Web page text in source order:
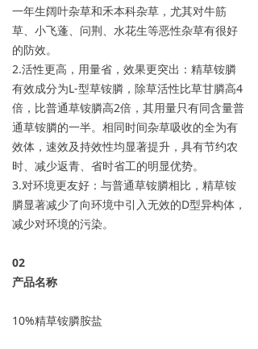
一年生阔叶杂草和禾本科杂草，尤其对牛筋
草、小飞蓬、问荆、水花生等恶性杂草有很好
的防效。
2.活性更高，用量省，效果更突出：精草铵膦
有效成分为L-型草铵膦，除草活性比草甘膦高4
倍，比普通草铵膦高2倍，其用量只有同含量普
通草铵膦的一半。相同时间杂草吸收的全为有
效体，速效及持效性均显著提升，具有节约农
时、减少返青、省时省工的明显优势。
3.对环境更友好：与普通草铵膦相比，精草铵
膦显著减少了向环境中引入无效的D型异构体，
减少对环境的污染。
02
产品名称
10%精草铵膦胺盐